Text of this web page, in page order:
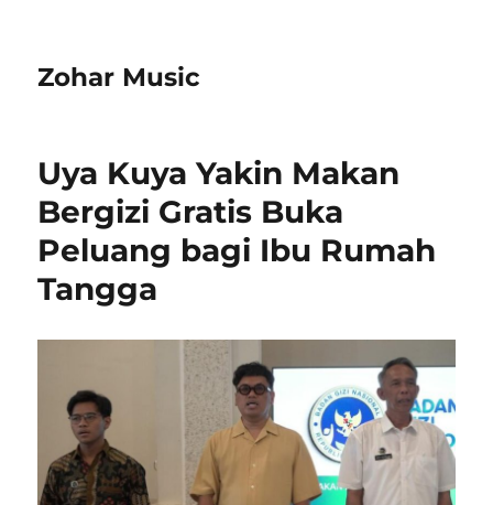
Zohar Music
Uya Kuya Yakin Makan
Bergizi Gratis Buka
Peluang bagi Ibu Rumah
Tangga